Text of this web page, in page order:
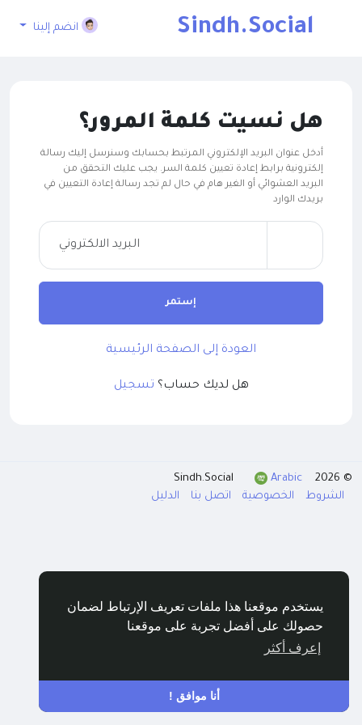
يستخدم موقعنا هذا ملفات تعريف الإرتباط لضمان
حصولك على أفضل تجربة على موقعنا
إعرف أكثر
أنا موافق !
Sindh.Social انضم إلينا
هل نسيت كلمة المرور؟
أدخل عنوان البريد الإلكتروني المرتبط بحسابك وسنرسل إليك رسالة
إلكترونية برابط إعادة تعيين كلمة السر. يجب عليك التحقق من
البريد العشوائي أو الغير هام في حال لم تجد رسالة إعادة التعيين في
بريدك الوارد
إستمر
العودة إلى الصفحة الرئيسية
هل لديك حساب؟ تسجيل
© 2026 Sindh.Social
Arabic
الشروط
الخصوصية اتصل بنا الدليل